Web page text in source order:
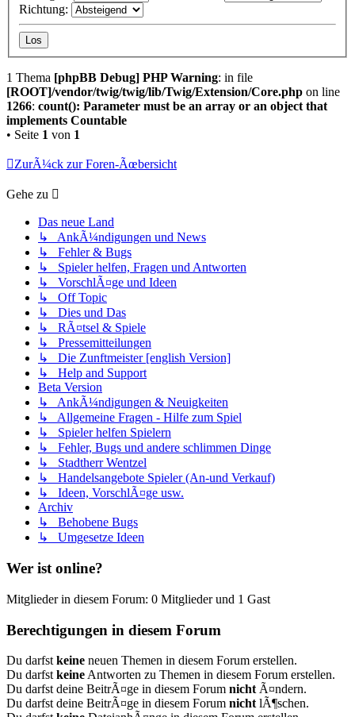
Richtung:
1 Thema [phpBB Debug] PHP Warning: in file
[ROOT]/vendor/twig/twig/lib/Twig/Extension/Core.php on line
1266: count(): Parameter must be an array or an object that
implements Countable
• Seite 1 von 1
ZurÃ¼ck zur Foren-Ãœbersicht
Gehe zu
Das neue Land
↳ AnkÃ¼ndigungen und News
↳ Fehler & Bugs
↳ Spieler helfen, Fragen und Antworten
↳ VorschlÃ¤ge und Ideen
↳ Off Topic
↳ Dies und Das
↳ RÃ¤tsel & Spiele
↳ Pressemitteilungen
↳ Die Zunftmeister [english Version]
↳ Help and Support
Beta Version
↳ AnkÃ¼ndigungen & Neuigkeiten
↳ Allgemeine Fragen - Hilfe zum Spiel
↳ Spieler helfen Spielern
↳ Fehler, Bugs und andere schlimmen Dinge
↳ Stadtherr Wentzel
↳ Handelsangebote Spieler (An-und Verkauf)
↳ Ideen, VorschlÃ¤ge usw.
Archiv
↳ Behobene Bugs
↳ Umgesetze Ideen
Wer ist online?
Mitglieder in diesem Forum: 0 Mitglieder und 1 Gast
Berechtigungen in diesem Forum
Du darfst keine neuen Themen in diesem Forum erstellen.
Du darfst keine Antworten zu Themen in diesem Forum erstellen.
Du darfst deine BeitrÃ¤ge in diesem Forum nicht Ã¤ndern.
Du darfst deine BeitrÃ¤ge in diesem Forum nicht lÃ¶schen.